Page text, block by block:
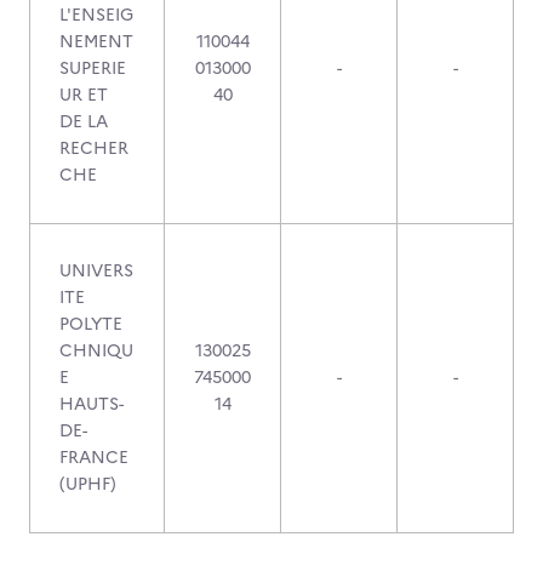
L'ENSEIG
NEMENT
SUPERIE
UR ET
DE LA
RECHER
CHE
110044
013000
40
- -
UNIVERS
ITE
POLYTE
CHNIQU
E
HAUTS-
DE-
FRANCE
(UPHF)
130025
745000
14
- -